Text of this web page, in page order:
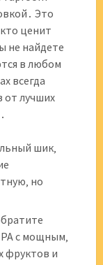
Это
ценит
не найдете
в любом
всегда
от лучших
шик‚
но
с мощным‚
фруктов и